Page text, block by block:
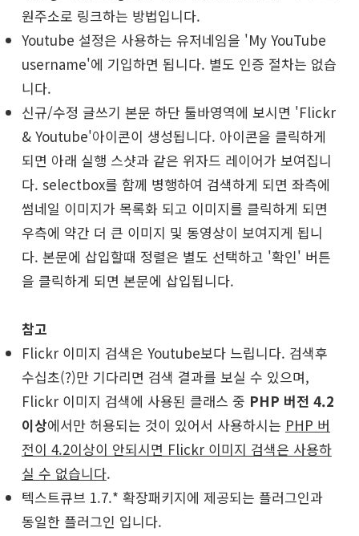
원주소로 링크하는 방법입니다.
Youtube 설정은 사용하는 유저네임을 'My YouTube
username'에 기입하면 됩니다. 별도 인증 절차는 없습
니다.
신규/수정 글쓰기 본문 하단 툴바영역에 보시면 'Flickr
& Youtube'아이콘이 생성됩니다. 아이콘을 클릭하게
되면 아래 실행 스샷과 같은 위자드 레이어가 보여집니
다. selectbox를 함께 병행하여 검색하게 되면 좌측에
썸네일 이미지가 목록화 되고 이미지를 클릭하게 되면
우측에 약간 더 큰 이미지 및 동영상이 보여지게 됩니
다. 본문에 삽입할때 정렬은 별도 선택하고 '확인' 버튼
을 클릭하게 되면 본문에 삽입됩니다.
참고
Flickr 이미지 검색은 Youtube보다 느립니다. 검색후
수십초(?)만 기다리면 검색 결과를 보실 수 있으며,
Flickr 이미지 검색에 사용된 클래스 중 PHP 버전 4.2
이상에서만 허용되는 것이 있어서 사용하시는 PHP 버
전이 4.2이상이 안되시면 Flickr 이미지 검색은 사용하
실 수 없습니다.
텍스트큐브 1.7.* 확장패키지에 제공되는 플러그인과
동일한 플러그인 입니다.